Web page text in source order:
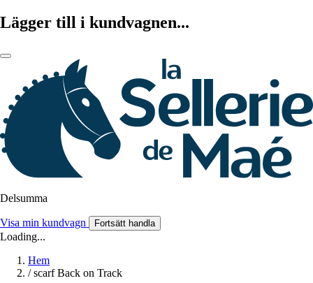
Lägger till i kundvagnen...
Delsumma
Visa min kundvagn Fortsätt handla
Loading...
Hem
/ scarf Back on Track